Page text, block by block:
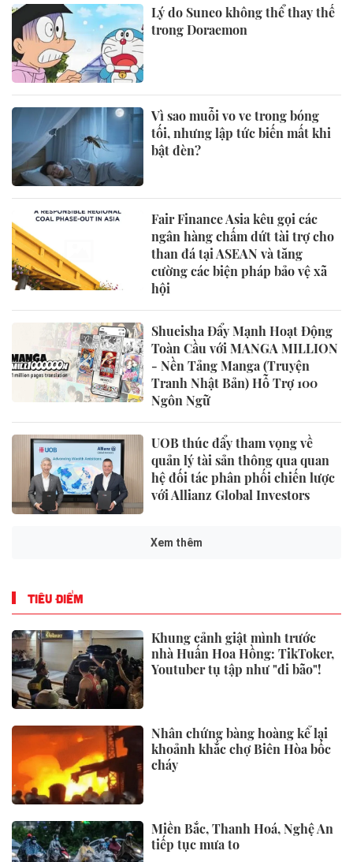
Lý do Suneo không thể thay thế
trong Doraemon
Vì sao muỗi vo ve trong bóng
tối, nhưng lập tức biến mất khi
bật đèn?
Fair Finance Asia kêu gọi các
ngân hàng chấm dứt tài trợ cho
than đá tại ASEAN và tăng
cường các biện pháp bảo vệ xã
hội
Shueisha Đẩy Mạnh Hoạt Động
Toàn Cầu với MANGA MILLION
- Nền Tảng Manga (Truyện
Tranh Nhật Bản) Hỗ Trợ 100
Ngôn Ngữ
UOB thúc đẩy tham vọng về
quản lý tài sản thông qua quan
hệ đối tác phân phối chiến lược
với Allianz Global Investors
Xem thêm
TIÊU ĐIỂM
Khung cảnh giật mình trước
nhà Huấn Hoa Hồng: TikToker,
Youtuber tụ tập như "đi bão"!
Nhân chứng bàng hoàng kể lại
khoảnh khắc chợ Biên Hòa bốc
cháy
Miền Bắc, Thanh Hoá, Nghệ An
tiếp tục mưa to